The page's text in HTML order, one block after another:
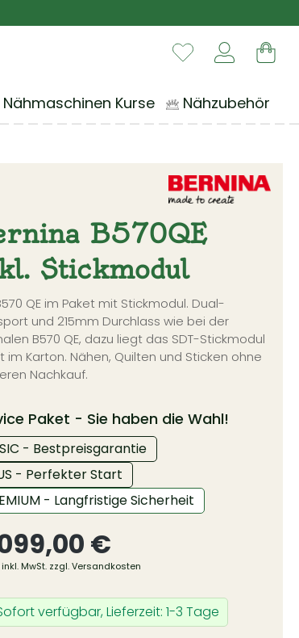
Du hast 0
Nähmaschinen Kurse Nähzubehör
B570QE
Stickmodul
QE im Paket mit Stickmodul. Dual-
und 215mm Durchlass wie bei der
B570 QE, dazu liegt das SDT-Stickmodul
im Karton. Nähen, Quilten und Sticken ohne
Nachkauf.
Paket - Sie haben die Wahl!
- Bestpreisgarantie
- Perfekter Start
- Langfristige Sicherheit
Preis:
€
inkl. MwSt. zzgl. Versandkosten
verfügbar, Lieferzeit: 1-3 Tage